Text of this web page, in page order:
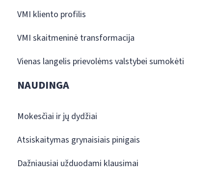
VMI kliento profilis
VMI skaitmeninė transformacija
Vienas langelis prievolėms valstybei sumokėti
NAUDINGA
Mokesčiai ir jų dydžiai
Atsiskaitymas grynaisiais pinigais
Dažniausiai užduodami klausimai